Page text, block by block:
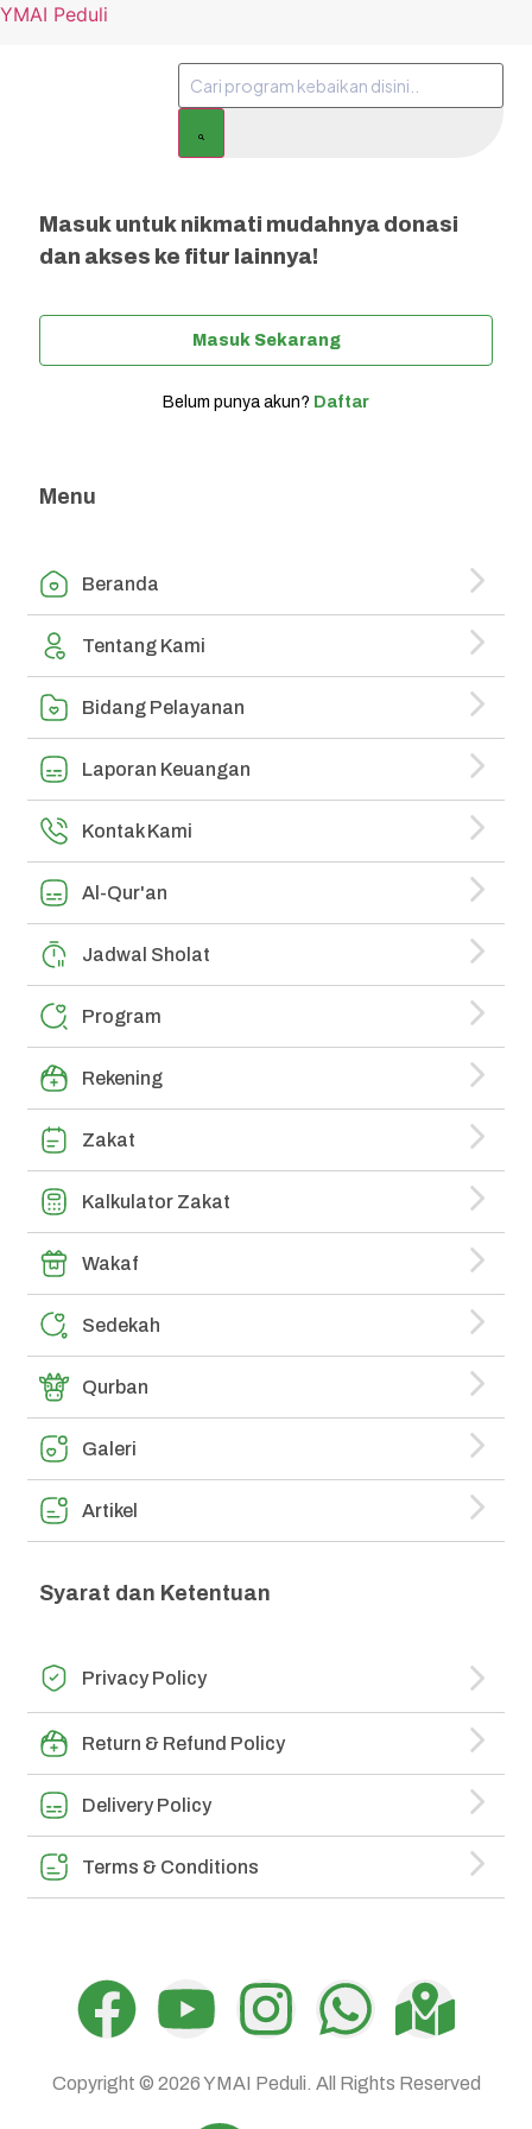
YMAI Peduli
Masuk untuk nikmati mudahnya donasi
dan akses ke fitur lainnya!
Masuk Sekarang
Belum punya akun? Daftar
Menu
Beranda
Tentang Kami
Bidang Pelayanan
Laporan Keuangan
Kontak Kami
Al-Qur'an
Jadwal Sholat
Program
Rekening
Zakat
Kalkulator Zakat
Wakaf
Sedekah
Qurban
Galeri
Artikel
Syarat dan Ketentuan
Privacy Policy
Return & Refund Policy
Delivery Policy
Terms & Conditions
Copyright © 2026YMAI Peduli. All Rights Reserved